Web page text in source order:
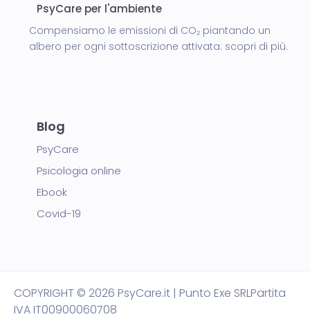
PsyCare per l'ambiente
Compensiamo le emissioni di CO₂ piantando un
albero per ogni sottoscrizione attivata: scopri di più.
Blog
PsyCare
Psicologia online
Ebook
Covid-19
COPYRIGHT © 2026 PsyCare.it | Punto Exe SRLPartita
IVA IT00900060708